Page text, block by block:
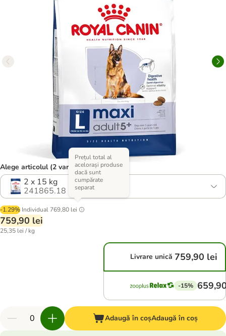
Alege articolul (2 variante)
2 x 15 kg
241865.18
-1.29% Individual 769,80 lei
Prețul total al
acelorași produse
dacă sunt
cumpărate
separat
759,90 lei
25,35 lei / kg
Livrare unică 759,90 lei
-15%
Adaugă în coșAdaugă în coș